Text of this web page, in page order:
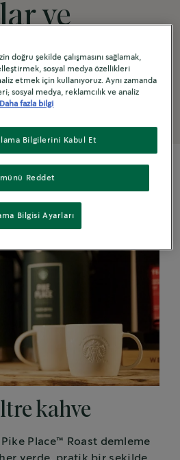
ve
için ideal
kahve
Place™ Roast demleme
doğru şekilde çalışmasını sağlamak,
sosyal medya özellikleri
etmek için kullanıyoruz. Aynı zamanda
sosyal medya, reklamcılık ve analiz
Daha fazla bilgi
Reddet
Bilgilerini Kabul Et
Bilgisi Ayarları